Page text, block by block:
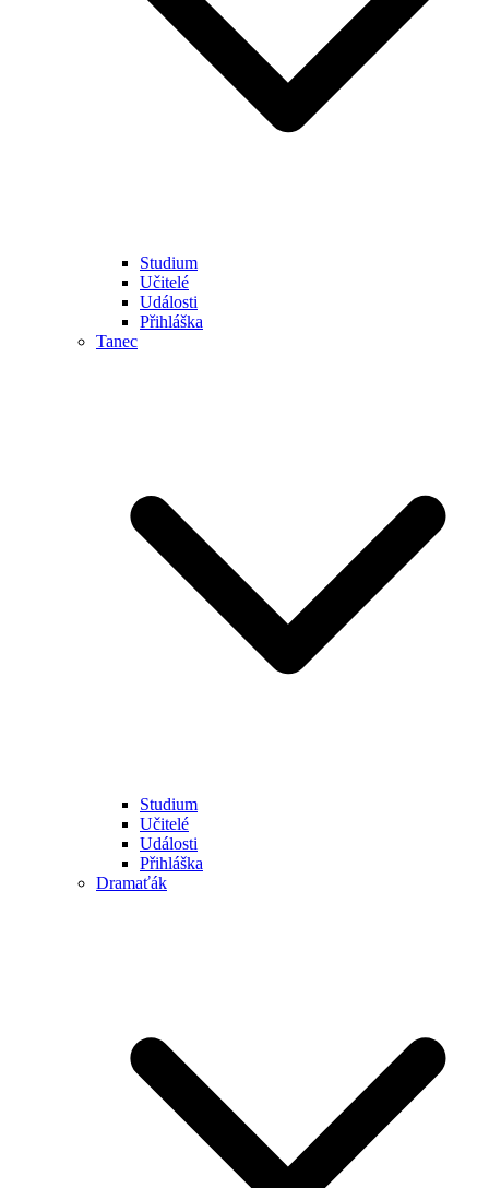
Studium
Učitelé
Události
Přihláška
Tanec
Studium
Učitelé
Události
Přihláška
Dramaťák